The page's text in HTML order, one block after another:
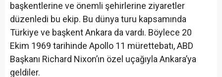
başkentlerine ve önemli şehirlerine ziyaretler
düzenledi bu ekip. Bu dünya turu kapsamında
Türkiye ve başkent Ankara da vardı. Böylece 20
Ekim 1969 tarihinde Apollo 11 mürettebatı, ABD
Başkanı Richard Nixon’ın özel uçağıyla Ankara’ya
geldiler.